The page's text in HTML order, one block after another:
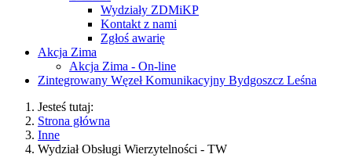
Wydziały ZDMiKP
Kontakt z nami
Zgłoś awarię
Akcja Zima
Akcja Zima - On-line
Zintegrowany Węzeł Komunikacyjny Bydgoszcz Leśna
Jesteś tutaj:
Strona główna
Inne
Wydział Obsługi Wierzytelności - TW